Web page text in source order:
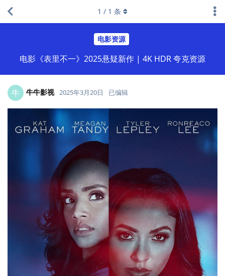
电影资源
电影《表里不一》2025悬疑新作 | 4K HDR 夸克资源
1 / 1 条
牛 牛牛影视 2025年3月20日 已编辑